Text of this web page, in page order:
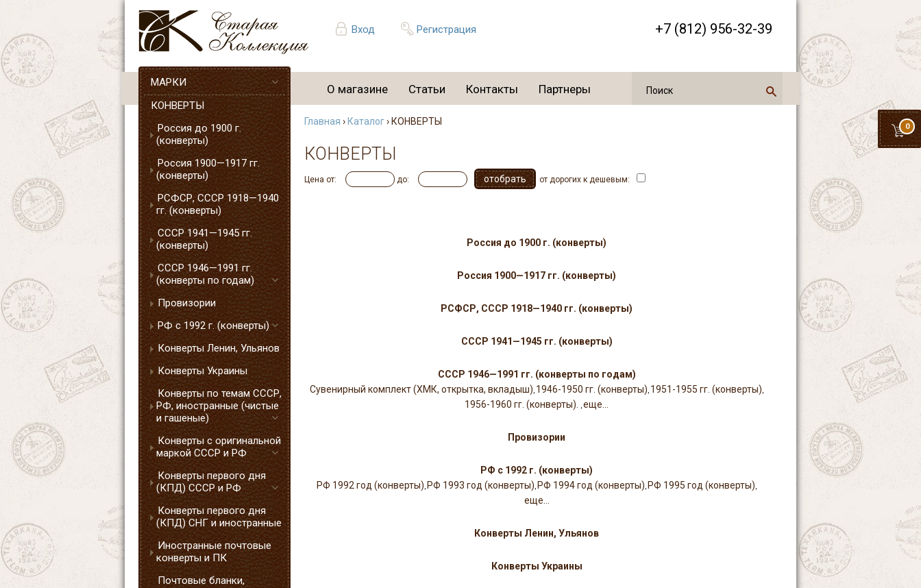
Вход Регистрация +7 (812) 956-32-39
0
О магазине Статьи Контакты Партнеры
МАРКИ
КОНВЕРТЫ
Россия до 1900 г.
(конверты)
Россия 1900—1917 гг.
(конверты)
РСФСР, СССР 1918—1940
гг. (конверты)
СССР 1941—1945 гг.
(конверты)
СССР 1946—1991 гг.
(конверты по годам)
Провизории
РФ с 1992 г. (конверты)
Конверты Ленин, Ульянов
Конверты Украины
Конверты по темам СССР,
РФ, иностранные (чистые
и гашеные)
Конверты с оригинальной
маркой СССР и РФ
Конверты первого дня
(КПД) СССР и РФ
Конверты первого дня
(КПД) СНГ и иностранные
Иностранные почтовые
конверты и ПК
Почтовые бланки,
Главная › Каталог› КОНВЕРТЫ
КОНВЕРТЫ
Цена от: до: от дорогих к дешевым:
Россия до 1900 г. (конверты)
Россия 1900—1917 гг. (конверты)
РСФСР, СССР 1918—1940 гг. (конверты)
СССР 1941—1945 гг. (конверты)
СССР 1946—1991 гг. (конверты по годам)
Сувенирный комплект (ХМК, открытка, вкладыш), 1946-1950 гг. (конверты), 1951-1955 гг. (конверты),
1956-1960 гг. (конверты). ,еще...
Провизории
РФ с 1992 г. (конверты)
РФ 1992 год (конверты), РФ 1993 год (конверты), РФ 1994 год (конверты), РФ 1995 год (конверты),
еще...
Конверты Ленин, Ульянов
Конверты Украины